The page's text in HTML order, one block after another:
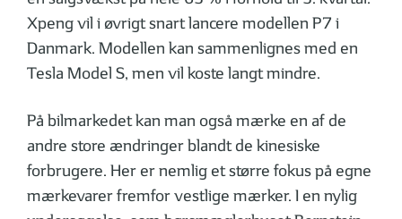
Xpeng vil i øvrigt snart lancere modellen P7 i
Danmark. Modellen kan sammenlignes med en
Tesla Model S, men vil koste langt mindre.
På bilmarkedet kan man også mærke en af de
andre store ændringer blandt de kinesiske
forbrugere. Her er nemlig et større fokus på egne
mærkevarer fremfor vestlige mærker. I en nylig